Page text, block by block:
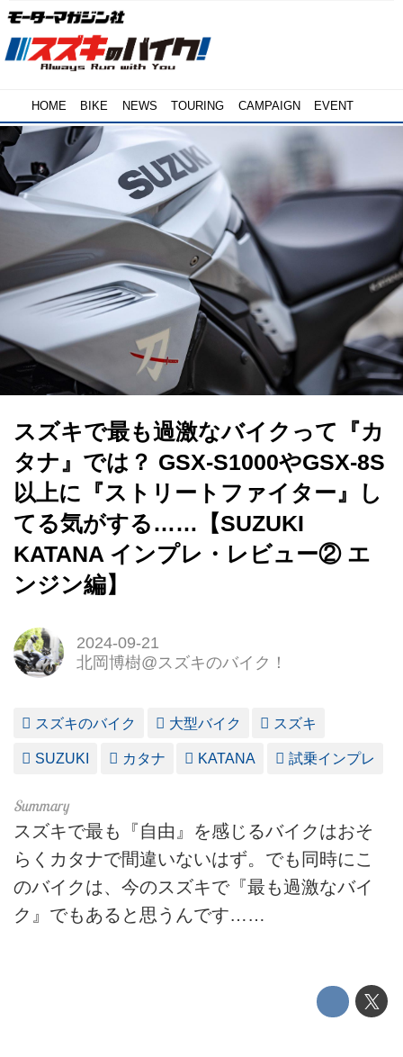
HOME BIKE NEWS TOURING CAMPAIGN EVENT
スズキで最も過激なバイクって『カ
タナ』では？ GSX-S1000やGSX-8S
以上に『ストリートファイター』し
てる気がする……【SUZUKI
KATANA インプレ・レビュー② エ
ンジン編】
2024-09-21
北岡博樹@スズキのバイク！
スズキのバイク 大型バイク スズキ
SUZUKI カタナ KATANA 試乗インプレ
スズキで最も『自由』を感じるバイクはおそ
らくカタナで間違いないはず。でも同時にこ
のバイクは、今のスズキで『最も過激なバイ
ク』でもあると思うんです……